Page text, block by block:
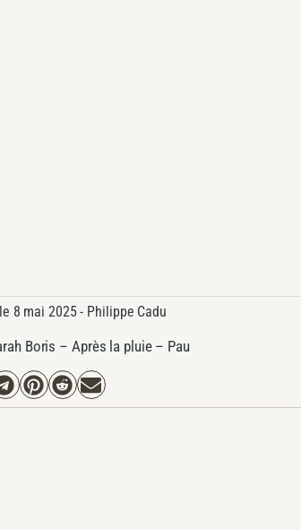
8 mai 2025 - Philippe Cadu
Boris – Après la pluie – Pau